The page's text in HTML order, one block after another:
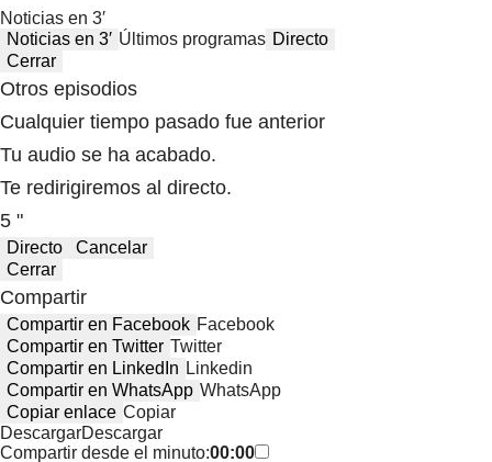
Noticias en 3′
Noticias en 3′ Últimos programas Directo
Cerrar
Otros episodios
Cualquier tiempo pasado fue anterior
Tu audio se ha acabado.
Te redirigiremos al directo.
5 "
Directo
Cancelar
Cerrar
Compartir
Compartir en Facebook Facebook
Compartir en Twitter Twitter
Compartir en LinkedIn Linkedin
Compartir en WhatsApp WhatsApp
Copiar enlace Copiar
DescargarDescargar
Compartir desde el minuto:00:00